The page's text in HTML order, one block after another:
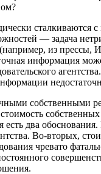
сталкиваются
— задача
из прессы,
информация
собственными
есть два
Во-вторых,
чревато